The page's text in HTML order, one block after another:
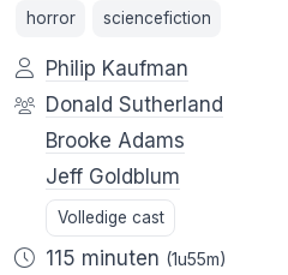
horror sciencefiction
Philip Kaufman
Donald Sutherland
Brooke Adams
Jeff Goldblum
Volledige cast
115 minuten (1u55m)